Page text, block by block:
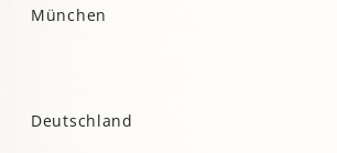
München
Deutschland